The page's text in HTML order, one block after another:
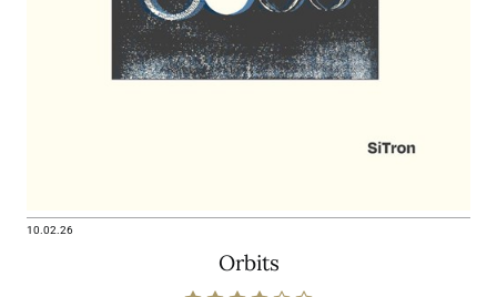
10.02.26
Orbits